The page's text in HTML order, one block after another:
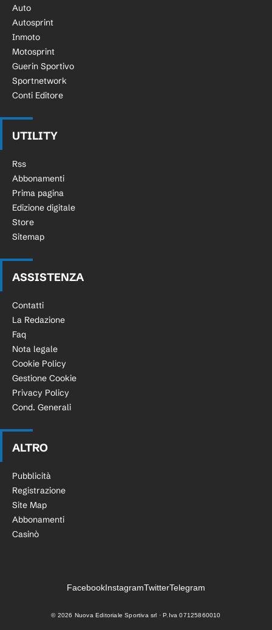
Auto
Autosprint
Inmoto
Motosprint
Guerin Sportivo
Sportnetwork
Conti Editore
UTILITY
Rss
Abbonamenti
Prima pagina
Edizione digitale
Store
Sitemap
ASSISTENZA
Contatti
La Redazione
Faq
Nota legale
Cookie Policy
Gestione Cookie
Privacy Policy
Cond. Generali
ALTRO
Pubblicità
Registrazione
Site Map
Abbonamenti
Casinò
FacebookInstagramTwitterTelegram
© 2026 Nuova Editoriale Sportiva srl · P.Iva 07125860010